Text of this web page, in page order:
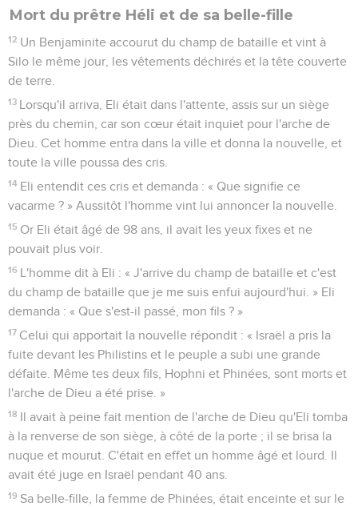
Mort du prêtre Héli et de sa belle-fille
12 Un Benjaminite accourut du champ de bataille et vint à
Silo le même jour, les vêtements déchirés et la tête couverte
de terre.
13 Lorsqu'il arriva, Eli était dans l'attente, assis sur un siège
près du chemin, car son cœur était inquiet pour l'arche de
Dieu. Cet homme entra dans la ville et donna la nouvelle, et
toute la ville poussa des cris.
14 Eli entendit ces cris et demanda : « Que signifie ce
vacarme ? » Aussitôt l'homme vint lui annoncer la nouvelle.
15 Or Eli était âgé de 98 ans, il avait les yeux fixes et ne
pouvait plus voir.
16 L'homme dit à Eli : « J'arrive du champ de bataille et c'est
du champ de bataille que je me suis enfui aujourd'hui. » Eli
demanda : « Que s'est-il passé, mon fils ? »
17 Celui qui apportait la nouvelle répondit : « Israël a pris la
fuite devant les Philistins et le peuple a subi une grande
défaite. Même tes deux fils, Hophni et Phinées, sont morts et
l'arche de Dieu a été prise. »
18 Il avait à peine fait mention de l'arche de Dieu qu'Eli tomba
à la renverse de son siège, à côté de la porte ; il se brisa la
nuque et mourut. C'était en effet un homme âgé et lourd. Il
avait été juge en Israël pendant 40 ans.
19 Sa belle-fille, la femme de Phinées, était enceinte et sur le